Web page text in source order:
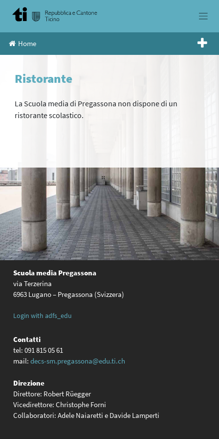
Home
Ristorante
La Scuola media di Pregassona non dispone di un
ristorante scolastico.
Scuola media Pregassona
via Terzerina
6963 Lugano – Pregassona (Svizzera)
Login with adfs_edu
Contatti
tel: 091 815 05 61
mail: decs-sm.pregassona@edu.ti.ch
Direzione
Direttore: Robert Rüegger
Vicedirettore: Christophe Forni
Collaboratori: Adele Naiaretti e Davide Lamperti